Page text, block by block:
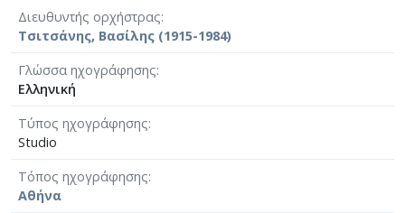
Διευθυντής ορχήστρας
Τσιτσάνης, Βασίλης (1915-1984)
Γλώσσα ηχογράφησης
Ελληνική
Τύπος ηχογράφησης
Studio
Τόπος ηχογράφησης
Αθήνα